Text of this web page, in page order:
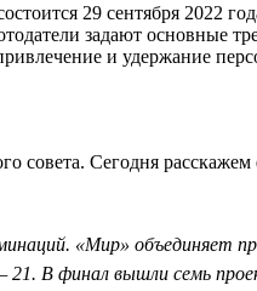
29 сентября 2022
задают основные
и удержание
совета. Сегодня расскажем
«Мир» объединяет
В финал вышли семь